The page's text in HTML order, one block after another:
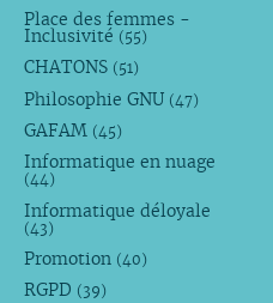
Place des femmes -
Inclusivité (55)
CHATONS (51)
Philosophie GNU (47)
GAFAM (45)
Informatique en nuage
(44)
Informatique déloyale
(43)
Promotion (40)
RGPD (39)